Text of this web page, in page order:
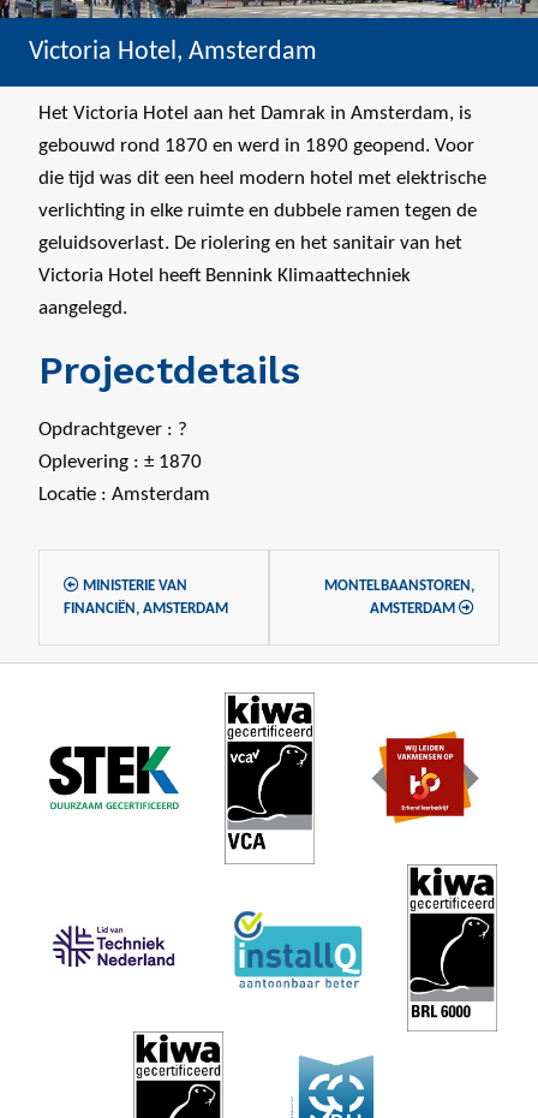
Victoria Hotel, Amsterdam
Het Victoria Hotel aan het Damrak in Amsterdam, is
gebouwd rond 1870 en werd in 1890 geopend. Voor
die tijd was dit een heel modern hotel met elektrische
verlichting in elke ruimte en dubbele ramen tegen de
geluidsoverlast. De riolering en het sanitair van het
Victoria Hotel heeft Bennink Klimaattechniek
aangelegd.
Projectdetails
Opdrachtgever : ?
Oplevering : ± 1870
Locatie : Amsterdam
MINISTERIE VAN
FINANCIËN, AMSTERDAM
MONTELBAANSTOREN,
AMSTERDAM